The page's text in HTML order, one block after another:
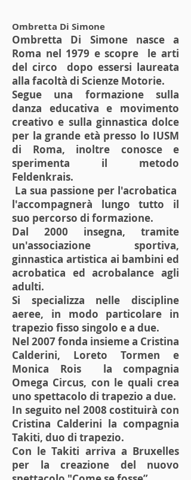
Ombretta Di Simone
Ombretta Di Simone nasce a
Roma nel 1979 e scopre le arti
del circo dopo essersi laureata
alla facoltà di Scienze Motorie.
Segue una formazione sulla
danza educativa e movimento
creativo e sulla ginnastica dolce
per la grande età presso lo IUSM
di Roma, inoltre conosce e
sperimenta il metodo
Feldenkrais.
La sua passione per l'acrobatica
l'accompagnerà lungo tutto il
suo percorso di formazione.
Dal 2000 insegna, tramite
un'associazione sportiva,
ginnastica artistica ai bambini ed
acrobatica ed acrobalance agli
adulti.
Si specializza nelle discipline
aeree, in modo particolare in
trapezio fisso singolo e a due.
Nel 2007 fonda insieme a Cristina
Calderini, Loreto Tormen e
Monica Rois la compagnia
Omega Circus, con le quali crea
uno spettacolo di trapezio a due.
In seguito nel 2008 costituirà con
Cristina Calderini la compagnia
Takiti, duo di trapezio.
Con le Takiti arriva a Bruxelles
per la creazione del nuovo